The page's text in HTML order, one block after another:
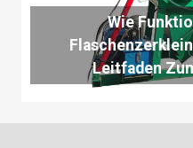
Wie
Leitfaden